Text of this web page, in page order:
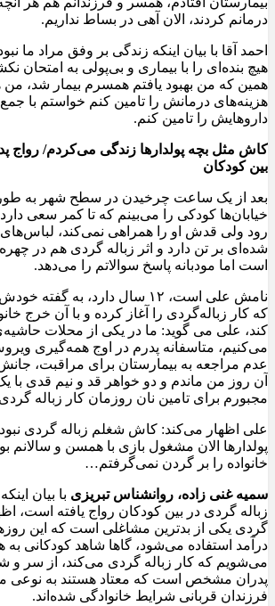
درمانم کردند، الان آهی در بساط نداریم.
احمد آقا با بیان اینکه زندگی بر وفق مراد ما
هیچ بنده‌ای را با بیماری و بی‌پولی به امتحان
همین که من بهبود یافتم همسرم بیمار شد، من
هزینه‌های درمانش را تامین کنم خواستم با
داروهایش را تامین کنم.
کاش مثل بچه پولدارها زندگی می‌کردم/ رواج
بین کودکان
بعد از یک ساعت چرخیدن در سطح شهر به طور
خیابان‌ها کودکی را می‌بینم که تا کمر سعی
رود ولی قدش او را همراهی نمی‌کند،
شده‌ای بر تن دارد و اثر زباله گردی هم در
است اما مودبانه پاسخ سوالاتم را می‌دهد.
نامش علی است، ۱۲ سال دارد، به
که کار زباله‌گردی را آغاز کرده و با آن خرج
کند، علی می گوید: ما در یکی از محلات
می‌کنیم، متاسفانه پدرم در اوج همه‌گیری
عدم مراجعه به بیمارستان برای مراقبت،
آن روز من ماندم و دو خواهر قد و نیم قدی با
مجبورم برای تامین نان روزمان کار زباله
علی اظهار می‌کند: کاش شغلم زباله گردی
پولدارها الان مشغول بازی با همسن و سالانم
خانواده را بر گردن نمی‌گرفتم…
سمیه غنی زاده، روانشناس تبریزی با بیان
زباله گردی در بین کودکان رواج یافته است،
گردی یکی از بدترین مشاغلی است که این
درآمد استفاده می‌شود، گاها شاهد کودکانی به
می‌شویم که کار زباله گردی می‌کند، از سر و
پدران مشخص است که معتاد هستند به نوعی
فرزندان قربانی شرایط خانوادگی شده‌اند.